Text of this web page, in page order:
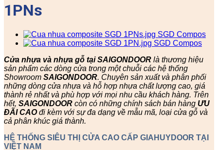
1PNs
Cửa nhựa và nhựa gỗ tại SAIGONDOOR là thương hiệu
sản phẩm các dòng cửa trong một chuỗi các hệ thống
Showroom SAIGONDOOR. Chuyên sản xuất và phân phối
những dòng cửa nhựa và hỗ hợp nhựa chất lượng cao, giá
thành rẻ nhất và phù hợp với mọi nhu cầu khách hàng. Trên
hết, SAIGONDOOR còn có những chính sách bán hàng ƯU
ĐÃI CAOđi kèm với sự đa dạng về mẫu mã, loại cửa gỗ và
cả phân khúc giá thành.
HỆ THỐNG SIÊU THỊ CỬA CAO CẤP GIAHUYDOOR TẠI
VIỆT NAM